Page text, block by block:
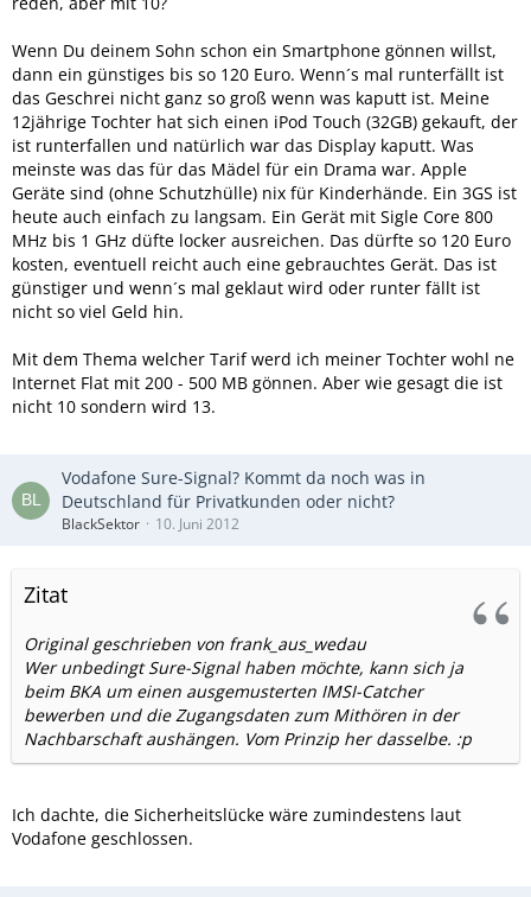
Wenn Du deinem Sohn schon ein Smartphone gönnen willst,
dann ein günstiges bis so 120 Euro. Wenn´s mal runterfällt ist
das Geschrei nicht ganz so groß wenn was kaputt ist. Meine
12jährige Tochter hat sich einen iPod Touch (32GB) gekauft, der
ist runterfallen und natürlich war das Display kaputt. Was
meinste was das für das Mädel für ein Drama war. Apple
Geräte sind (ohne Schutzhülle) nix für Kinderhände. Ein 3GS ist
heute auch einfach zu langsam. Ein Gerät mit Sigle Core 800
MHz bis 1 GHz düfte locker ausreichen. Das dürfte so 120 Euro
kosten, eventuell reicht auch eine gebrauchtes Gerät. Das ist
günstiger und wenn´s mal geklaut wird oder runter fällt ist
nicht so viel Geld hin.
Mit dem Thema welcher Tarif werd ich meiner Tochter wohl ne
Internet Flat mit 200 - 500 MB gönnen. Aber wie gesagt die ist
nicht 10 sondern wird 13.
Vodafone Sure-Signal? Kommt da noch was in
Deutschland für Privatkunden oder nicht?
BlackSektor 10. Juni 2012
Zitat
Original geschrieben von frank_aus_wedau
Wer unbedingt Sure-Signal haben möchte, kann sich ja
beim BKA um einen ausgemusterten IMSI-Catcher
bewerben und die Zugangsdaten zum Mithören in der
Nachbarschaft aushängen. Vom Prinzip her dasselbe. :p
Ich dachte, die Sicherheitslücke wäre zumindestens laut
Vodafone geschlossen.